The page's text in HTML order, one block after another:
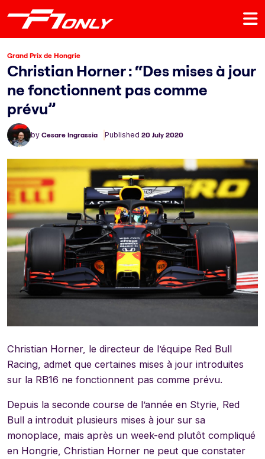
Grand Prix de Hongrie
Christian Horner : “Des mises à jour
ne fonctionnent pas comme
prévu”
by Cesare Ingrassia Published 20 July 2020
Christian Horner, le directeur de l’équipe Red Bull
Racing, admet que certaines mises à jour introduites
sur la RB16 ne fonctionnent pas comme prévu.
Depuis la seconde course de l’année en Styrie, Red
Bull a introduit plusieurs mises à jour sur sa
monoplace, mais après un week-end plutôt compliqué
en Hongrie, Christian Horner ne peut que constater